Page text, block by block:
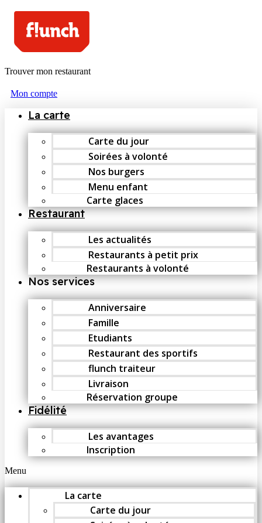
Trouver mon restaurant
Mon compte
La carte
Carte du jour
Soirées à volonté
Nos burgers
Menu enfant
Carte glaces
Restaurant
Les actualités
Restaurants à petit prix
Restaurants à volonté
Nos services
Anniversaire
Famille
Etudiants
Restaurant des sportifs
flunch traiteur
Livraison
Réservation groupe
Fidélité
Les avantages
Inscription
Menu
La carte
Carte du jour